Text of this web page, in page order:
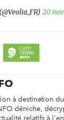
20
à destination
déniche,
relatifs à